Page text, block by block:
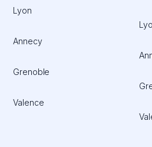
Lyon
Annecy
Grenoble
Valence